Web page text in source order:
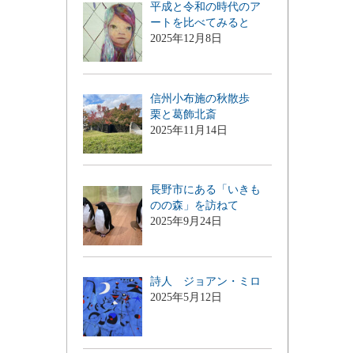
平成と令和の時代のア
ートを比べてみると
2025年12月8日
信州小布施の秋散歩
栗と葛飾北斎
2025年11月14日
長野市にある「いきも
のの森」を訪ねて
2025年9月24日
詩人 ジョアン・ミロ
2025年5月12日